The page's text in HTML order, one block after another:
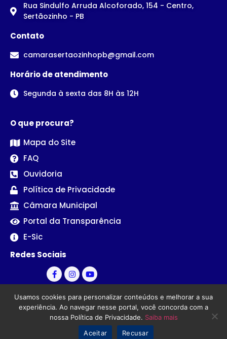
Rua Sindulfo Arruda Alcoforado, 154 - Centro,
Sertãozinho - PB
Contato
camarasertaozinhopb@gmail.com
Horário de atendimento
Segunda à sexta das 8H às 12H
O que procura?
Mapa do Site
FAQ
Ouvidoria
Política de Privacidade
Câmara Municipal
Portal da Transparência
E-Sic
Redes Sociais
© Câmara Municipal de Sertãozinho - PB | Desenvolvido por
Usamos cookies para personalizar conteúdos e melhorar a sua
experiência. Ao navegar nesse portal, você concorda com a
nossa Política de Privacidade. Saiba mais
Aceitar
Recusar